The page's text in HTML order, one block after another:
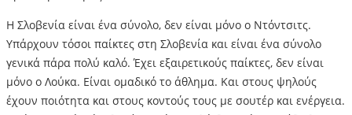
Η Σλοβενία είναι ένα σύνολο, δεν είναι μόνο ο Ντόντσιτς.
Υπάρχουν τόσοι παίκτες στη Σλοβενία και είναι ένα σύνολο
γενικά πάρα πολύ καλό. Έχει εξαιρετικούς παίκτες, δεν είναι
μόνο ο Λούκα. Είναι ομαδικό το άθλημα. Και στους ψηλούς
έχουν ποιότητα και στους κοντούς τους με σουτέρ και ενέργεια.